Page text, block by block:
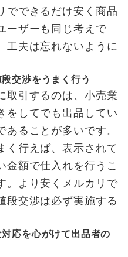
でできるだけ安く商品
ーザーも同じ考えで
工夫は忘れないように
交渉をうまく行う
取引するのは、小売業
をしてでも出品してい
ることが多いです。
く行えば、表示されて
金額で仕入れを行うこ
。より安くメルカリで
段交渉は必ず実施する
応を心がけて出品者の